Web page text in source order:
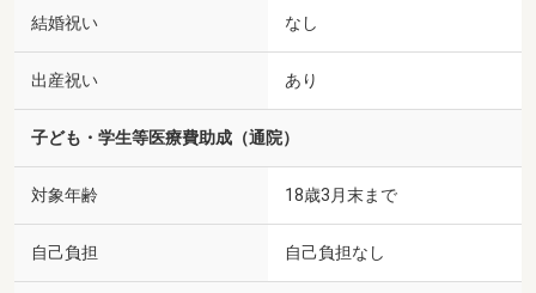
結婚祝い なし
出産祝い あり
子ども・学生等医療費助成（通院）
対象年齢 18歳3月末まで
自己負担 自己負担なし